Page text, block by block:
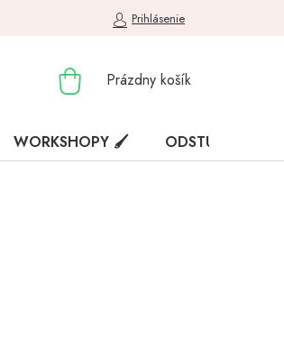
Prihlásenie
NÁKUPNÝ
Prázdny košík
WORKSHOPY 🖌️ ODSTÚPENIE